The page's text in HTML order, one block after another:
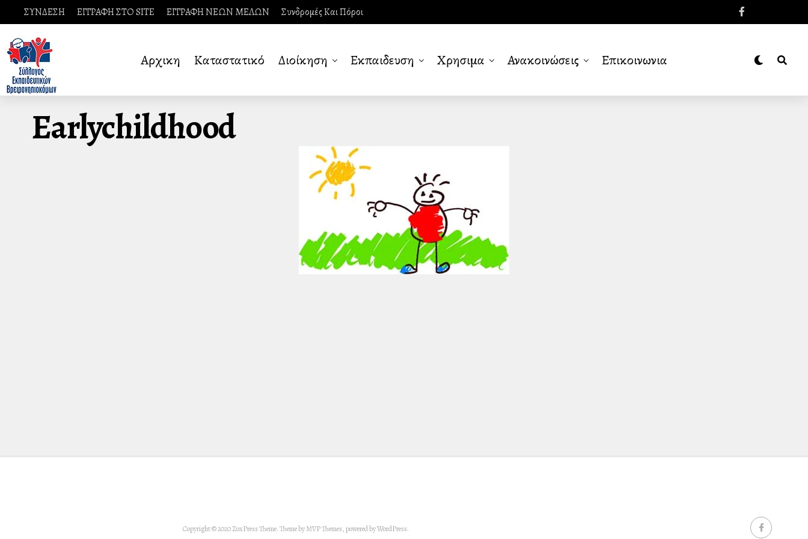
ΣΥΝΔΕΣΗ ΕΓΓΡΑΦΗ ΣΤΟ SITE ΕΓΓΡΑΦΗ ΝΕΩΝ ΜΕΛΩΝ Συνδρομές Και Πόροι
Αρχικη Καταστατικό Διοίκηση Εκπαιδευση Χρησιμα Ανακοινώσεις Επικοινωνια
Earlychildhood
Copyright © 2020 ZoxPress Theme. Theme by MVP Themes, powered by WordPress.